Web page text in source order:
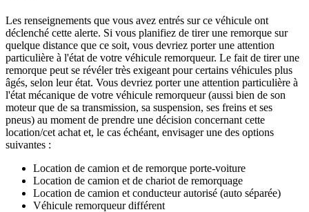
Les renseignements que vous avez entrés sur ce véhicule ont
déclenché cette alerte. Si vous planifiez de tirer une remorque sur
quelque distance que ce soit, vous devriez porter une attention
particulière à l'état de votre véhicule remorqueur. Le fait de tirer une
remorque peut se révéler très exigeant pour certains véhicules plus
âgés, selon leur état. Vous devriez porter une attention particulière à
l'état mécanique de votre véhicule remorqueur (aussi bien de son
moteur que de sa transmission, sa suspension, ses freins et ses
pneus) au moment de prendre une décision concernant cette
location/cet achat et, le cas échéant, envisager une des options
suivantes :
Location de camion et de remorque porte-voiture
Location de camion et de chariot de remorquage
Location de camion et conducteur autorisé (auto séparée)
Véhicule remorqueur différent